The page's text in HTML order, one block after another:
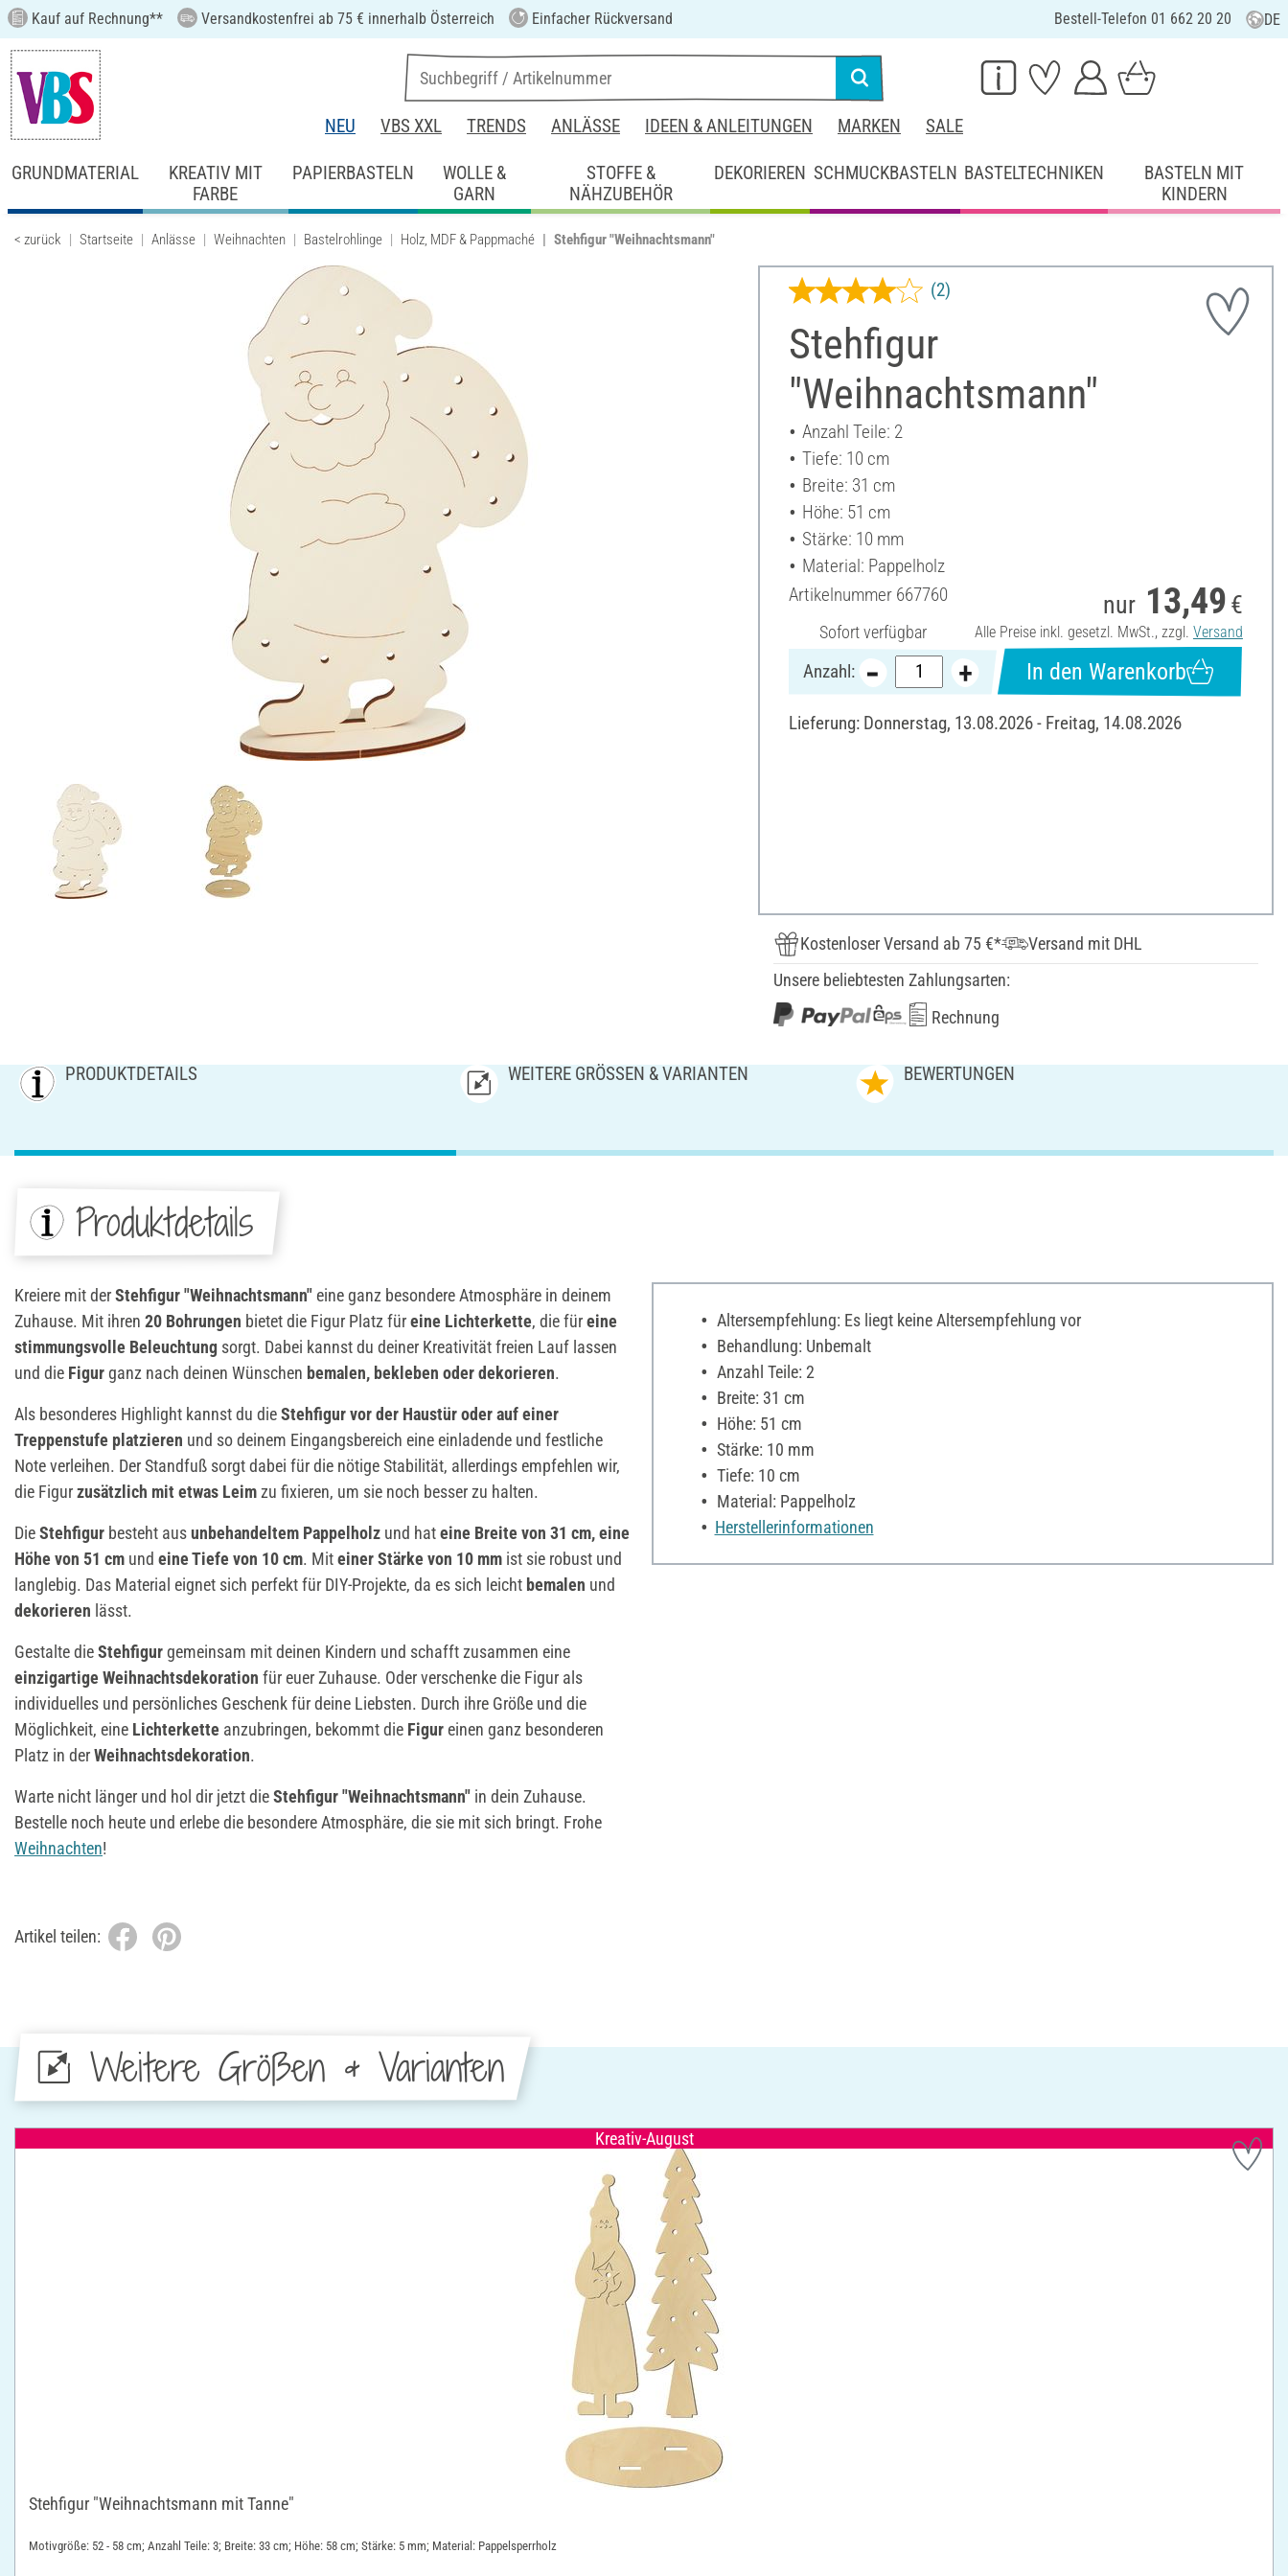
Kauf auf Rechnung** Versandkostenfrei ab 75 € innerhalb Österreich Einfacher Rückversand Bestell-Telefon 01 662 20 20 DE
NEU VBS XXL TRENDS ANLÄSSE IDEEN & ANLEITUNGEN MARKEN SALE
GRUNDMATERIAL
KREATIV MIT
FARBE
PAPIERBASTELN
WOLLE &
GARN
STOFFE &
NÄHZUBEHÖR
DEKORIEREN SCHMUCKBASTELN BASTELTECHNIKEN
BASTELN MIT
KINDERN
< zurück Startseite Anlässe Weihnachten Bastelrohlinge Holz, MDF & Pappmaché Stehfigur "Weihnachtsmann"
Stehfigur
"Weihnachtsmann"
(2)
Anzahl Teile: 2
Tiefe: 10 cm
Breite: 31 cm
Höhe: 51 cm
Stärke: 10 mm
Material: Pappelholz
Artikelnummer 667760
Sofort verfügbar
nur 13,49 €
Alle Preise inkl. gesetzl. MwSt., zzgl. Versand
Anzahl: In den Warenkorb
Lieferung: Donnerstag, 13.08.2026 - Freitag, 14.08.2026
Kostenloser Versand ab 75 €*
Versand mit DHL
Unsere beliebtesten Zahlungsarten:
Rechnung
PRODUKTDETAILS WEITERE GRÖSSEN & VARIANTEN BEWERTUNGEN
Produktdetails
Kreiere mit derStehfigur "Weihnachtsmann" eine ganz besondere Atmosphäre in deinem
Zuhause. Mit ihren 20 Bohrungen bietet die Figur Platz füreine Lichterkette, die füreine
stimmungsvolle Beleuchtung sorgt. Dabei kannst du deiner Kreativität freien Lauf lassen
und die Figurganz nach deinen Wünschen bemalen, bekleben oder dekorieren.
Als besonderes Highlight kannst du dieStehfigur vor der Haustür oder auf einer
Treppenstufe platzieren und so deinem Eingangsbereich eine einladende und festliche
Note verleihen. Der Standfuß sorgt dabei für die nötige Stabilität, allerdings empfehlen wir,
die Figurzusätzlich mit etwas Leimzu fixieren, um sie noch besser zu halten.
DieStehfigur besteht ausunbehandeltem Pappelholz und hateine Breite von 31 cm, eine
Höhe von 51 cm und eine Tiefe von 10 cm. Miteiner Stärke von 10 mm ist sie robust und
langlebig. Das Material eignet sich perfekt für DIY-Projekte, da es sich leicht bemalen und
dekorieren lässt.
Gestalte dieStehfigurgemeinsam mit deinen Kindern und schafft zusammen eine
einzigartige Weihnachtsdekoration für euer Zuhause. Oder verschenke die Figur als
individuelles und persönliches Geschenk für deine Liebsten. Durch ihre Größe und die
Möglichkeit, eine Lichterkette anzubringen, bekommt die Figur einen ganz besonderen
Platz in derWeihnachtsdekoration.
Warte nicht länger und hol dir jetzt dieStehfigur "Weihnachtsmann" in dein Zuhause.
Bestelle noch heute und erlebe die besondere Atmosphäre, die sie mit sich bringt. Frohe
Weihnachten!
Altersempfehlung: Es liegt keine Altersempfehlung vor
Behandlung: Unbemalt
Anzahl Teile: 2
Breite: 31 cm
Höhe: 51 cm
Stärke: 10 mm
Tiefe: 10 cm
Material: Pappelholz
Herstellerinformationen
Artikel teilen:
Weitere Größen & Varianten
Kreativ-August
Stehfigur "Weihnachtsmann mit Tanne"
Motivgröße: 52 - 58 cm; Anzahl Teile: 3; Breite: 33 cm; Höhe: 58 cm; Stärke: 5 mm; Material: Pappelsperrholz